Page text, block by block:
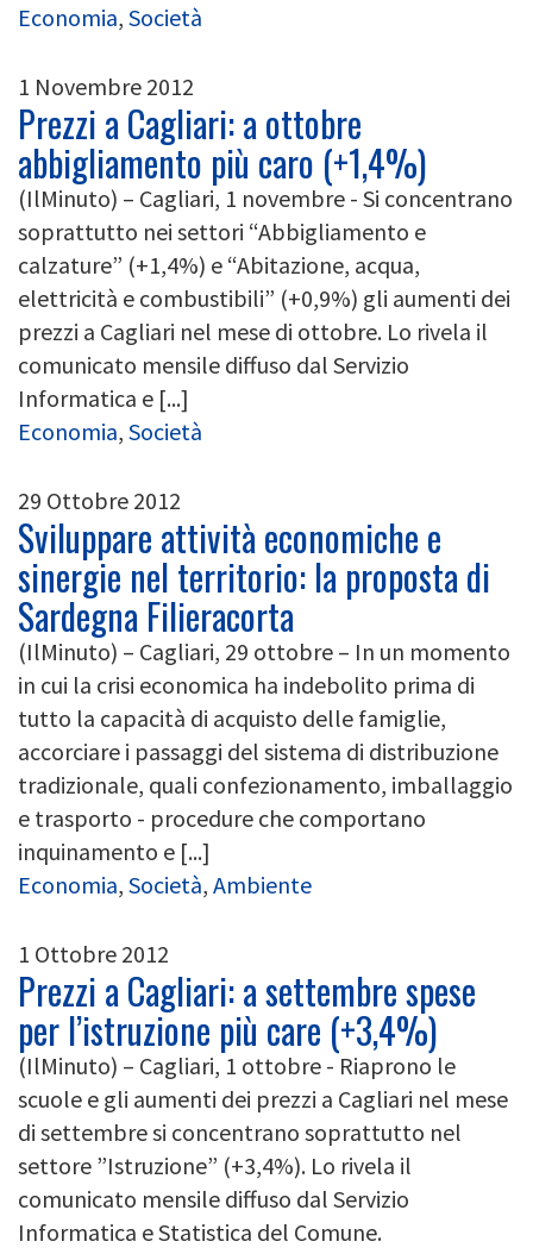
Economia, Società
1 Novembre 2012
Prezzi a Cagliari: a ottobre
abbigliamento più caro (+1,4%)
(IlMinuto) – Cagliari, 1 novembre - Si concentrano
soprattutto nei settori “Abbigliamento e
calzature” (+1,4%) e “Abitazione, acqua,
elettricità e combustibili” (+0,9%) gli aumenti dei
prezzi a Cagliari nel mese di ottobre. Lo rivela il
comunicato mensile diffuso dal Servizio
Informatica e [...]
Economia, Società
29 Ottobre 2012
Sviluppare attività economiche e
sinergie nel territorio: la proposta di
Sardegna Filieracorta
(IlMinuto) – Cagliari, 29 ottobre – In un momento
in cui la crisi economica ha indebolito prima di
tutto la capacità di acquisto delle famiglie,
accorciare i passaggi del sistema di distribuzione
tradizionale, quali confezionamento, imballaggio
e trasporto - procedure che comportano
inquinamento e [...]
Economia, Società, Ambiente
1 Ottobre 2012
Prezzi a Cagliari: a settembre spese
per l’istruzione più care (+3,4%)
(IlMinuto) – Cagliari, 1 ottobre - Riaprono le
scuole e gli aumenti dei prezzi a Cagliari nel mese
di settembre si concentrano soprattutto nel
settore ”Istruzione” (+3,4%). Lo rivela il
comunicato mensile diffuso dal Servizio
Informatica e Statistica del Comune.